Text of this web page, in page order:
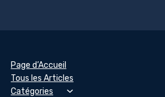
Page d’Accueil
Tous les Articles
Catégories